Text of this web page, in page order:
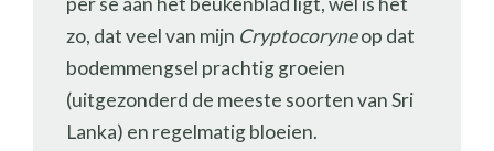
zo, dat veel van mijn Cryptocoryneop dat
bodemmengsel prachtig groeien
(uitgezonderd de meeste soorten van Sri
Lanka) en regelmatig bloeien.